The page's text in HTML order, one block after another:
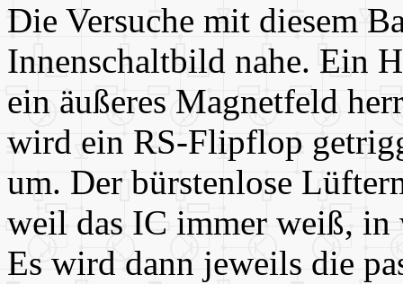
Die Versuche mit diesem
Innenschaltbild nahe. Ein
ein äußeres Magnetfeld
wird ein RS-Flipflop
um. Der bürstenlose
weil das IC immer weiß, in
Es wird dann jeweils die